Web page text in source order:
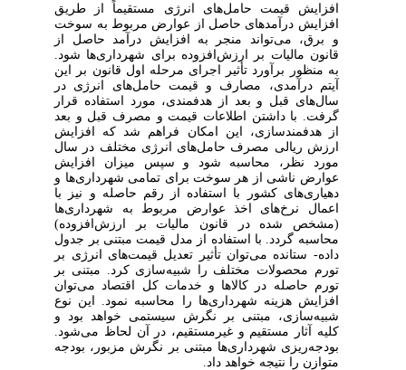
افزایش قیمت حامل‌‌های انرژی مستقیماً از طریق
افزایش درآمد‌های حاصل از عوارض مربوط به سوخت
و برق، می‌تواند منجر به افزایش درآمد حاصل از
قانون مالیات بر ارزش‌افزوده برای شهرداری‌‌ها شود.
به منظور برآورد تأثیر اجرای مرحله اول قانون بر این
آیتم درآمدی، مصارف و قیمت حامل‌‌های انرژی در
سال‌‌های قبل و بعد از هدفمندی، مورد استفاده قرار
گرفت. با داشتن اطلاعات قیمت و مصرف قبل و بعد
از هدفمندسازی، این امکان فراهم شد که افزایش
ارزش ریالی مصرف حامل‌‌های انرژی مختلف در سال
مورد نظر، محاسبه شود و سپس میزان افزایش
عوارض ناشی از هر سوخت برای تمامی شهرداری‌‌ها و
دهیاری‌‌های کشور با استفاده از رقم حاصله و نیز با
اعمال نرخ‌‌های اخذ عوارض مربوط به شهرداری‌‌ها
(مشخص شده در قانون مالیات بر ارزش‌افزوده)
محاسبه گردد. با استفاده از مدل قیمت مبتنی بر جدول
داده- ستانده می‌توان تأثیر تعدیل قیمت‌‌های انرژی بر
تورم محصولات مختلف را شبیه‌سازی کرد. مبتنی بر
تورم حاصله در کالا‌ها و خدمات کل اقتصاد می‌توان
افزایش هزینه شهرداری‌‌ها را محاسبه نمود. این نوع
شبیه‌سازی، مبتنی بر نگرش سیستمی خواهد بود و
کلیه آثار مستقیم و غیرمستقیم، در آن لحاظ می‌شود.
بودجه‌ریزی شهرداری‌‌ها مبتنی بر نگرش مزبور، بودجه
متوازن را نتیجه خواهد داد.